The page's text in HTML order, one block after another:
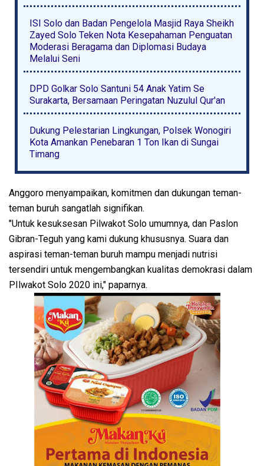
ISI Solo dan Badan Pengelola Masjid Raya Sheikh
Zayed Solo Teken Nota Kesepahaman Penguatan
Moderasi Beragama dan Diplomasi Budaya
Melalui Seni
DPD Golkar Solo Santuni 54 Anak Yatim Se
Surakarta, Bersamaan Peringatan Nuzulul Qur'an
Dukung Pelestarian Lingkungan, Polsek Wonogiri
Kota Amankan Penebaran 1 Ton Ikan di Sungai
Timang
Anggoro menyampaikan, komitmen dan dukungan teman-
teman buruh sangatlah signifikan.
"Untuk kesuksesan Pilwakot Solo umumnya, dan Paslon
Gibran-Teguh yang kami dukung khususnya. Suara dan
aspirasi teman-teman buruh mampu menjadi nutrisi
tersendiri untuk mengembangkan kualitas demokrasi dalam
PIlwakot Solo 2020 ini," paparnya.